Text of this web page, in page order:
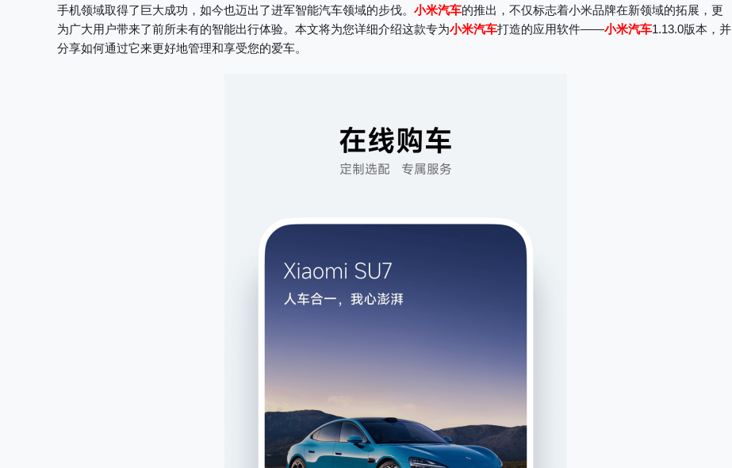
手机领域取得了巨大成功，如今也迈出了进军智能汽车领域的步伐。 小米汽车的推出，不仅标志着小米品牌在新领域的拓展，更
为广大用户带来了前所未有的智能出行体验。本文将为您详细介绍这款专为小米汽车打造的应用软件——小米汽车1.13.0版本，并
分享如何通过它来更好地管理和享受您的爱车。